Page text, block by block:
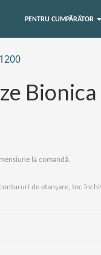
PENTRU CUMPĂRĂTOR
la comandă.
de etanșare, toc